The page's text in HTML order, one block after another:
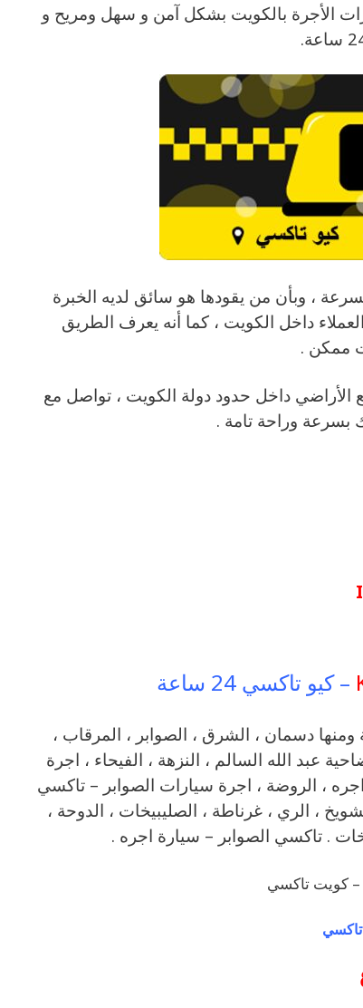
الأجرة بالكويت بشكل آمن و سهل ومريح و
، وبأن من يقودها هو سائق لديه الخبرة
داخل الكويت ، كما أنه يعرف الطريق
ممكن .
داخل حدود دولة الكويت ، تواصل مع
بسرعة وراحة تامة .
– كيو تاكسي 24 ساعة
تاكسي يعمل في منطقة الصوابر بمحافظة العاصمة والمناطق القريبة ‎ومنها دسمان ، الشرق ، الصوابر ، المرقاب ،
عبد الله السالم ، النزهة ، الفيحاء ، اجرة
، الروضة ، اجرة سيارات الصوابر – تاكسي
، الري ، غرناطة ، الصليبيخات ، الدوحة ،
. تاكسي الصوابر – سيارة اجره .
– كويت تاكسي